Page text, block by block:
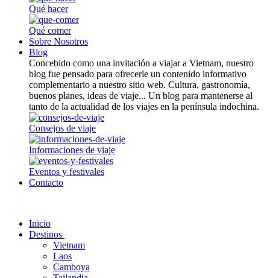
Qué hacer
Qué comer
Sobre Nosotros
Blog
Concebido como una invitación a viajar a Vietnam, nuestro
blog fue pensado para ofrecerle un contenido informativo
complementario a nuestro sitio web. Cultura, gastronomía,
buenos planes, ideas de viaje... Un blog para mantenerse al
tanto de la actualidad de los viajes en la península indochina.
Consejos de viaje
Informaciones de viaje
Eventos y festivales
Contacto
Inicio
Destinos
Vietnam
Laos
Camboya